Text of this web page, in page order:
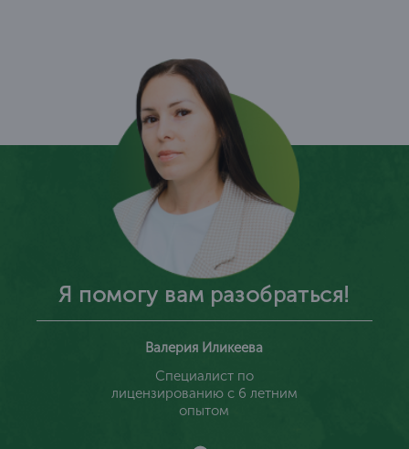
Я помогу вам разобраться!
Валерия Иликеева
Специалист по
лицензированию с 6 летним
опытом